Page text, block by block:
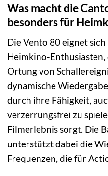
Was macht die
besonders für
Die Vento 80 eignet
Heimkino-Enthusiasten,
Ortung von
dynamische
durch ihre Fähigkeit,
verzerrungsfrei zu
Filmerlebnis sorgt. Die
unterstützt dabei die
Frequenzen, die für